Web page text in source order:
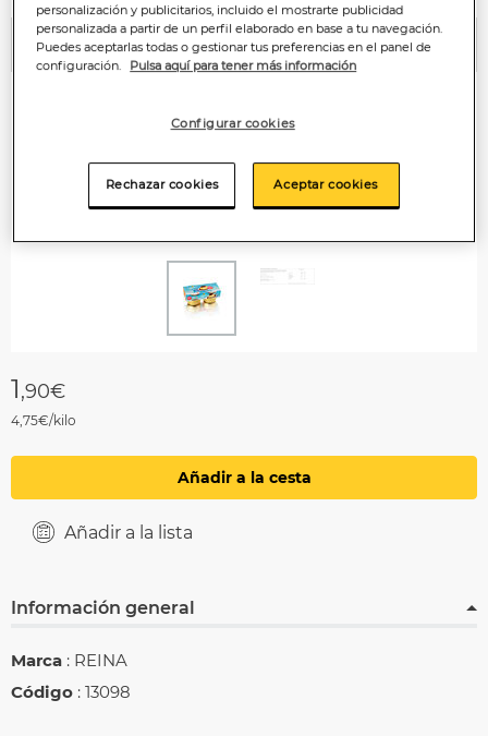
Anterior
1,90€
4,75€/kilo
Añadir a la cesta
Añadir a la lista
Información general
Marca : REINA
Código : 13098
personalización y publicitarios, incluido el mostrarte publicidad
personalizada a partir de un perfil elaborado en base a tu navegación.
Puedes aceptarlas todas o gestionar tus preferencias en el panel de
configuración.
Pulsa aquí para tener más información
Configurar cookies
Rechazar cookies Aceptar cookies